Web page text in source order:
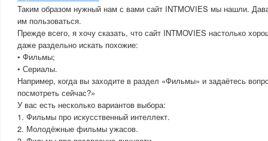
Таким образом нужный нам с вами сайт INTMOVIES мы нашли.
им пользоваться.
Прежде всего, я хочу сказать, что сайт INTMOVIES настолько
даже раздельно искать похожие:
• Фильмы;
• Сериалы.
Например, когда вы заходите в раздел «Фильмы» и задаётесь
посмотреть сейчас?»
У вас есть несколько вариантов выбора:
1. Фильмы про искусственный интеллект.
2. Молодёжные фильмы ужасов.